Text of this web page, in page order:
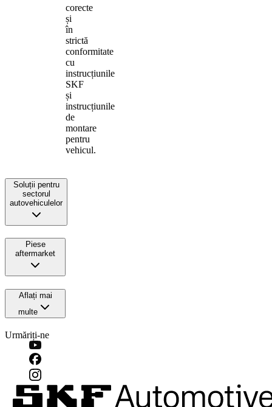
corecte
și
în
strictă
conformitate
cu
instrucțiunile
SKF
și
instrucțiunile
de
montare
pentru
vehicul.
Soluții pentru
sectorul
autovehiculelor
Piese
aftermarket
Aflați mai
multe
Urmăriți-ne